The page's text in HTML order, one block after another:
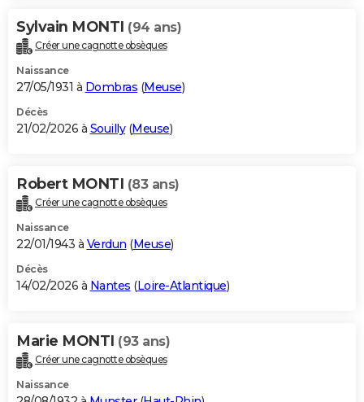
Sylvain MONTI (94 ans)
Créer une cagnotte obsèques
Naissance
27/05/1931 à Dombras (Meuse)
Décès
21/02/2026 à Souilly(Meuse)
Robert MONTI (83 ans)
Créer une cagnotte obsèques
Naissance
22/01/1943 à Verdun (Meuse)
Décès
14/02/2026 à Nantes (Loire-Atlantique)
Marie MONTI (93 ans)
Créer une cagnotte obsèques
Naissance